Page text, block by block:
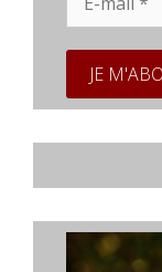
mail